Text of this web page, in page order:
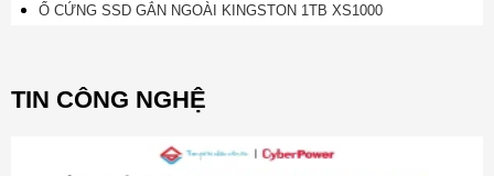
Ổ CỨNG SSD GẮN NGOÀI KINGSTON 1TB XS1000
TIN CÔNG NGHỆ